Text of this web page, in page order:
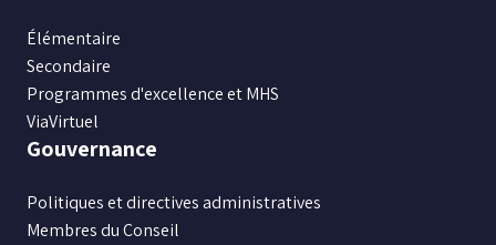
Élémentaire
Secondaire
Programmes d'excellence et MHS
ViaVirtuel
Gouvernance
Politiques et directives administratives
Membres du Conseil